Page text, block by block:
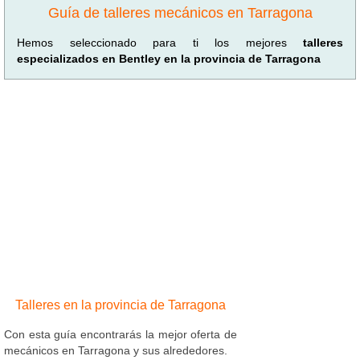
Guía de talleres mecánicos en Tarragona
Hemos seleccionado para ti los mejores talleres
especializados en Bentley en la provincia de Tarragona
Talleres en la provincia de Tarragona
Con esta guía encontrarás la mejor oferta de
mecánicos en Tarragona y sus alrededores.